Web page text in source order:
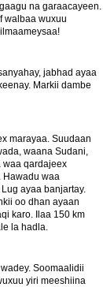
na garaacayeen.
walbaa wuxuu
jabhad ayaa
Markii dambe
marayaa. Suudaan
waana Sudani,
waa qardajeex
Hawadu waa
ayaa banjartay.
oo dhan ayaan
karo. Ilaa 150 km
la hadla.
Soomaalidii
yiri meeshiina